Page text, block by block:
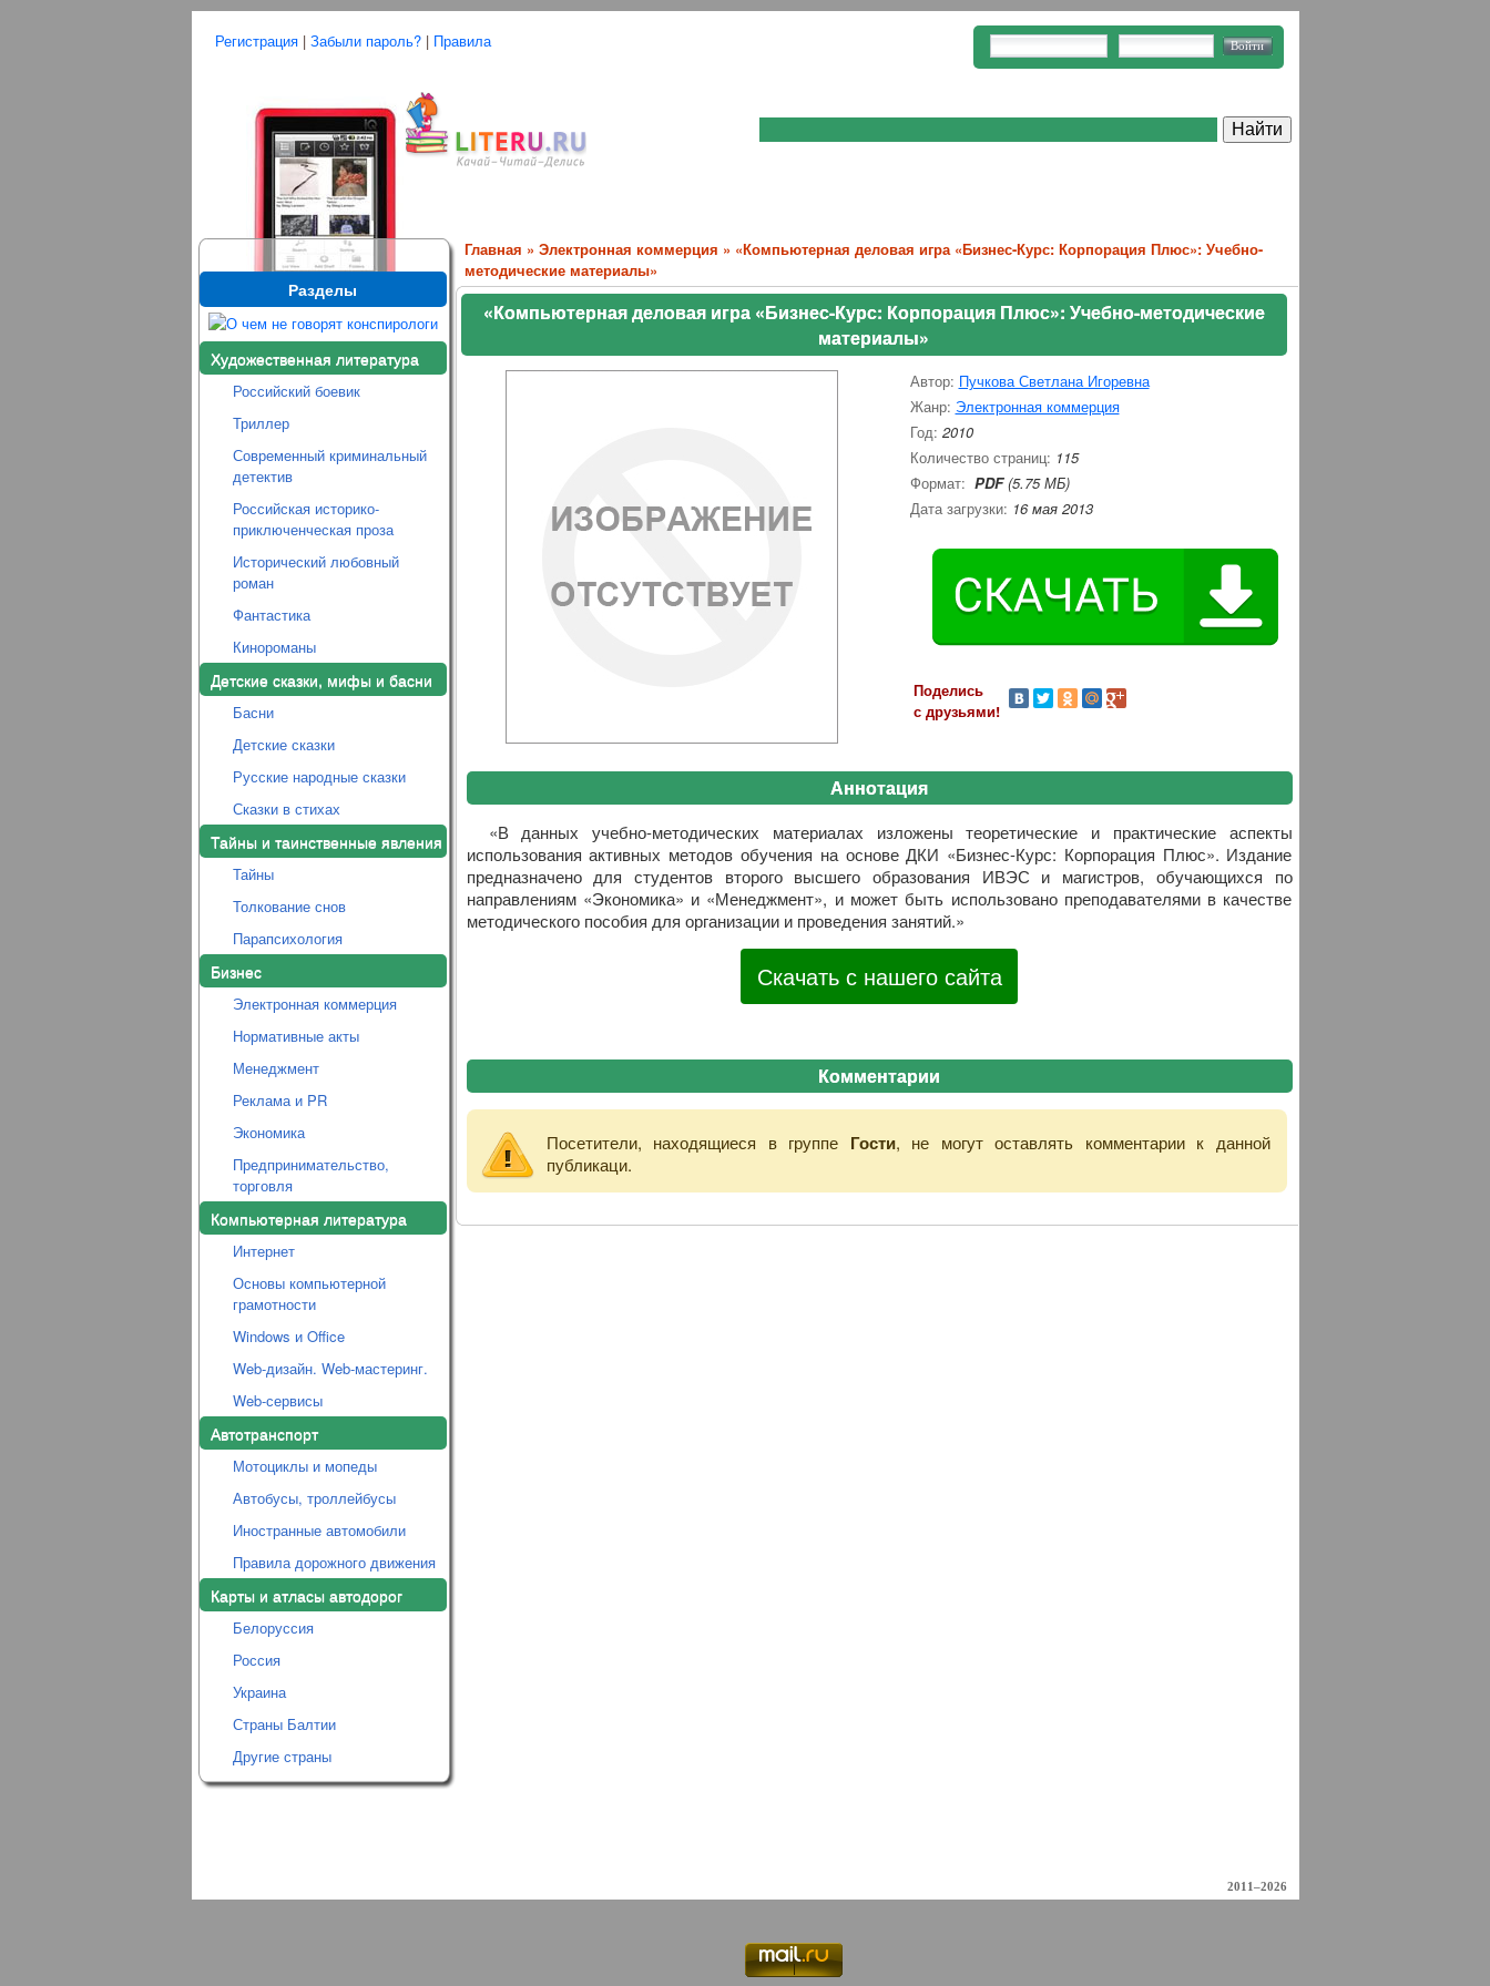
Регистрация| Забыли пароль?| Правила
Разделы
Художественная литература
Российский боевик
Триллер
Современный криминальный
детектив
Российская историко-
приключенческая проза
Исторический любовный
роман
Фантастика
Кинороманы
Детские сказки, мифы и басни
Басни
Детские сказки
Русские народные сказки
Сказки в стихах
Тайны и таинственные явления
Тайны
Толкование снов
Парапсихология
Бизнес
Электронная коммерция
Нормативные акты
Менеджмент
Реклама и PR
Экономика
Предпринимательство,
торговля
Компьютерная литература
Интернет
Основы компьютерной
грамотности
Windows и Office
Web-дизайн. Web-мастеринг.
Web-сервисы
Автотранспорт
Мотоциклы и мопеды
Автобусы, троллейбусы
Иностранные автомобили
Правила дорожного движения
Карты и атласы автодорог
Белоруссия
Россия
Украина
Страны Балтии
Другие страны
Главная » Электронная коммерция » «Компьютерная деловая игра «Бизнес-Курс: Корпорация Плюс»: Учебно-
методические материалы»
«Компьютерная деловая игра «Бизнес-Курс: Корпорация Плюс»: Учебно-методические
материалы»
Автор: Пучкова Светлана Игоревна
Жанр: Электронная коммерция
Год: 2010
Количество страниц: 115
Формат: PDF(5.75 МБ)
Дата загрузки: 16 мая 2013
Поделись
с друзьями!
Аннотация
«В данных учебно-методических материалах изложены теоретические и практические аспекты
использования активных методов обучения на основе ДКИ «Бизнес-Курс: Корпорация Плюс». Издание
предназначено для студентов второго высшего образования ИВЭС и магистров, обучающихся по
направлениям «Экономика» и «Менеджмент», и может быть использовано преподавателями в качестве
методического пособия для организации и проведения занятий.»
Скачать с нашего сайта
Комментарии
Посетители, находящиеся в группе Гости, не могут оставлять комментарии к данной
публикаци.
2011–2026